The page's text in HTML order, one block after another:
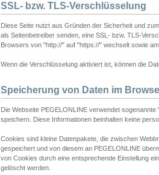
SSL- bzw. TLS-Verschlüsselung
Diese Seite nutzt aus Gründen der Sicherheit und
als Seitenbetreiber senden, eine SSL- bzw. TLS-
Browsers von "http://" auf "https://" wechselt sowie
Wenn die Verschlüsselung aktiviert ist, können die
Speicherung von Daten im
Die Webseite PEGELONLINE verwendet
speichern. Diese Informationen beinhalten keine
Cookies sind kleine Datenpakete, die zwischen
gespeichert und von diesem an PEGELONLINE
von Cookies durch eine entsprechende Einstellung
gelöscht werden.